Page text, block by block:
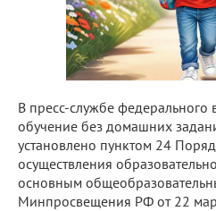
В пресс-службе федерального
обучение без домашних
установлено пунктом 24
осуществления
основным
Минпросвещения РФ от 22